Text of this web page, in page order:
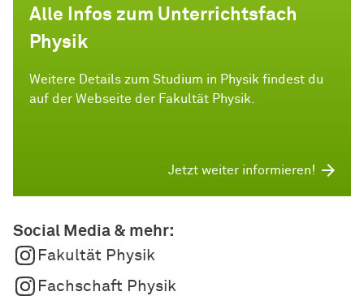
Alle Infos zum Unterrichtsfach
Physik
Weitere Details zum Studium in Physik findest du
auf der Webseite der Fakultät Physik.
Jetzt weiter informieren!
Social Media & mehr:
Fakultät Physik
Fachschaft Physik